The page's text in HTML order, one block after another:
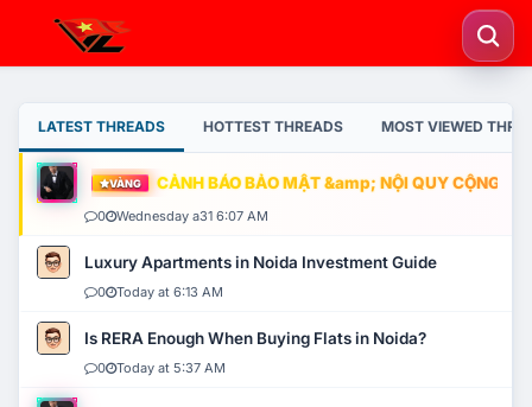
LATEST THREADS HOTTEST THREADS MOST VIEWED
VÀNG CẢNH BÁO BẢO MẬT &amp; NỘI QUY CỘNG
0 Wednesday a31 6:07 AM
Luxury Apartments in Noida Investment Guide
0 Today at 6:13 AM
Is RERA Enough When Buying Flats in Noida?
0 Today at 5:37 AM